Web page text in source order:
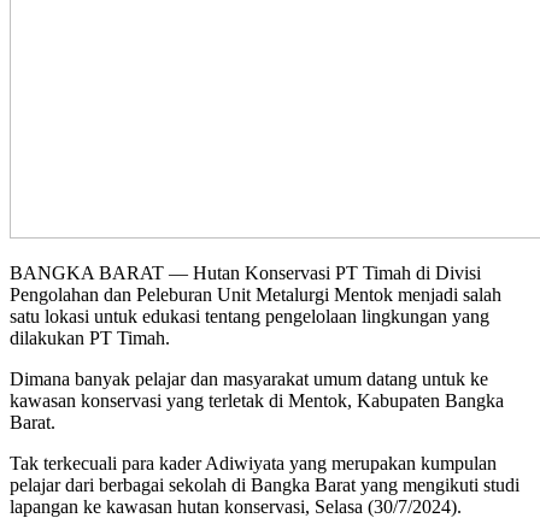
BANGKA BARAT — Hutan Konservasi PT Timah di Divisi
Pengolahan dan Peleburan Unit Metalurgi Mentok menjadi salah
satu lokasi untuk edukasi tentang pengelolaan lingkungan yang
dilakukan PT Timah.
Dimana banyak pelajar dan masyarakat umum datang untuk ke
kawasan konservasi yang terletak di Mentok, Kabupaten Bangka
Barat.
Tak terkecuali para kader Adiwiyata yang merupakan kumpulan
pelajar dari berbagai sekolah di Bangka Barat yang mengikuti studi
lapangan ke kawasan hutan konservasi, Selasa (30/7/2024).